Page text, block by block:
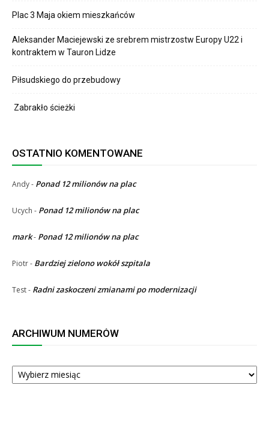
Plac 3 Maja okiem mieszkańców
Aleksander Maciejewski ze srebrem mistrzostw Europy U22 i
kontraktem w Tauron Lidze
Piłsudskiego do przebudowy
Zabrakło ścieżki
OSTATNIO KOMENTOWANE
Andy- Ponad 12 milionów na plac
Ucych - Ponad 12 milionów na plac
mark- Ponad 12 milionów na plac
Piotr- Bardziej zielono wokół szpitala
Test- Radni zaskoczeni zmianami po modernizacji
ARCHIWUM NUMERÓW
ARCHIWUM
NUMERÓW